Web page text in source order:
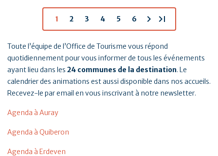
1 2 3 4 5 6 chevron_right last_page
Toute l’équipe de l’Office de Tourisme vous répond
quotidiennement pour vous informer de tous les événements
ayant lieu dans les 24 communes de la destination. Le
calendrier des animations est aussi disponible dans nos accueils.
Recevez-le par email en vous inscrivant à notre newsletter.
Agenda à Auray
Agenda à Quiberon
Agenda à Erdeven